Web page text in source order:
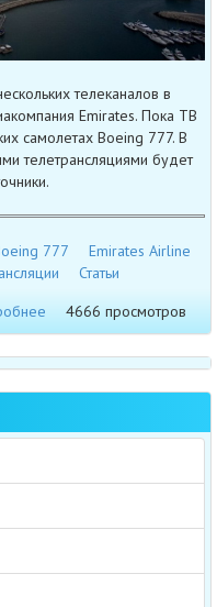
телеканалов в
Emirates. Пока ТВ
самолетах Boeing 777. В
телетрансляциями будет
777
Emirates Airline
Статьи
4666 просмотров